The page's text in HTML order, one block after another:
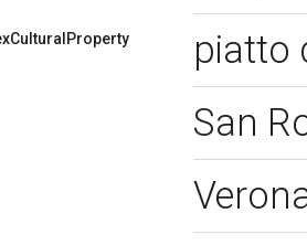
piatto
San